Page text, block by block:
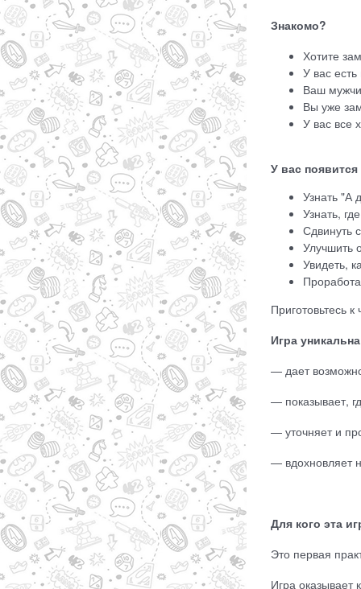
Знакомо?
Хотите
У вас
Ваш
Вы уже
У вас все
У вас
Узнать "А
Узнать,
Сдвинуть
Улучшить
Увидеть,
Приготовьтесь
Игра
— дает
— показывает,
— уточняет и
— вдохновляет
Для кого эта
Это первая
Игра оказывает